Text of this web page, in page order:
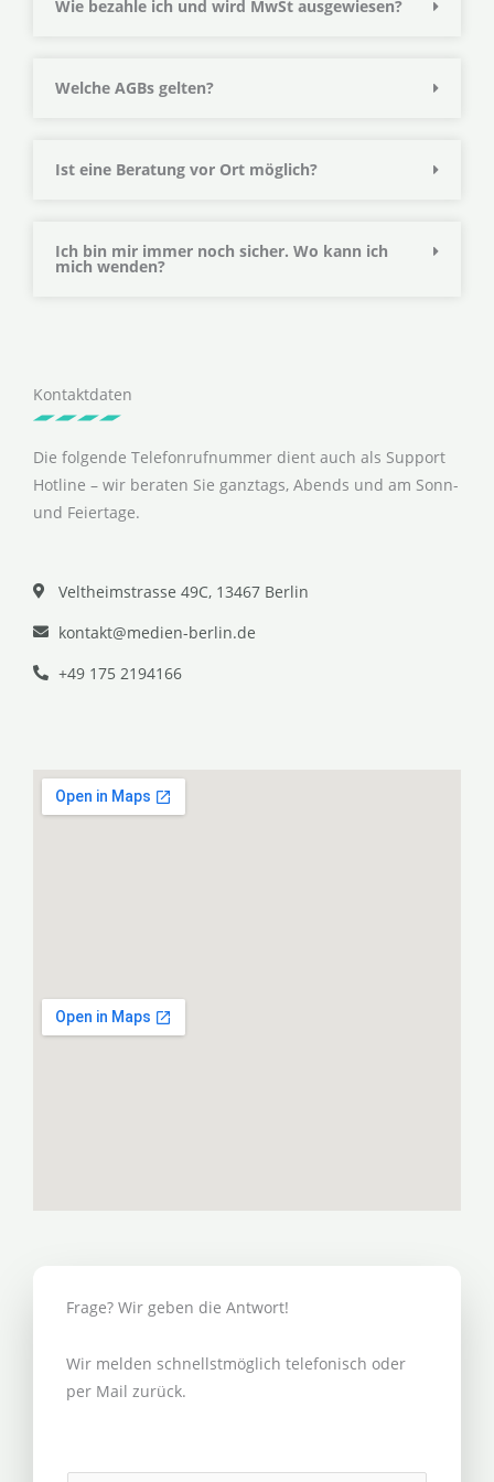
Wie bezahle ich und wird MwSt ausgewiesen?
Welche AGBs gelten?
Ist eine Beratung vor Ort möglich?
Ich bin mir immer noch sicher. Wo kann ich
mich wenden?
Kontaktdaten
Die folgende Telefonrufnummer dient auch als Support
Hotline – wir beraten Sie ganztags, Abends und am Sonn-
und Feiertage.
Veltheimstrasse 49C, 13467 Berlin
kontakt@medien-berlin.de
+49 175 2194166
Frage? Wir geben die Antwort!
Wir melden schnellstmöglich telefonisch oder
per Mail zurück.